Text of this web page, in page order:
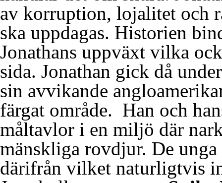
av korruption, lojalitet och
ska uppdagas. Historien
Jonathans uppväxt vilka
sida. Jonathan gick då
sin avvikande
färgat område. Han och
måltavlor i en miljö där
mänskliga rovdjur. De
därifrån vilket naturligtvis